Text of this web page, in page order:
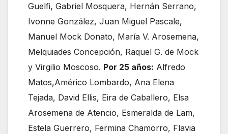
Guelfi, Gabriel Mosquera, Hernán Serrano,
Ivonne González, Juan Miguel Pascale,
Manuel Mock Donato, María V. Arosemena,
Melquiades Concepción, Raquel G. de Mock
y Virgilio Moscoso. Por 25 años: Alfredo
Matos,Américo Lombardo, Ana Elena
Tejada, David Ellis, Eira de Caballero, Elsa
Arosemena de Atencio, Esmeralda de Lam,
Estela Guerrero, Fermina Chamorro, Flavia